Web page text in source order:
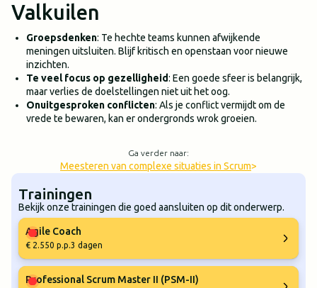
Valkuilen
Groepsdenken: Te hechte teams kunnen afwijkende
meningen uitsluiten. Blijf kritisch en openstaan voor nieuwe
inzichten.
Te veel focus op gezelligheid: Een goede sfeer is belangrijk,
maar verlies de doelstellingen niet uit het oog.
Onuitgesproken conflicten: Als je conflict vermijdt om de
vrede te bewaren, kan er ondergronds wrok groeien.
Ga verder naar:
Meesteren van complexe situaties in Scrum>
Trainingen
Bekijk onze trainingen die goed aansluiten op dit onderwerp.
Agile Coach
€ 2.550 p.p.3 dagen
Professional Scrum Master II (PSM-II)